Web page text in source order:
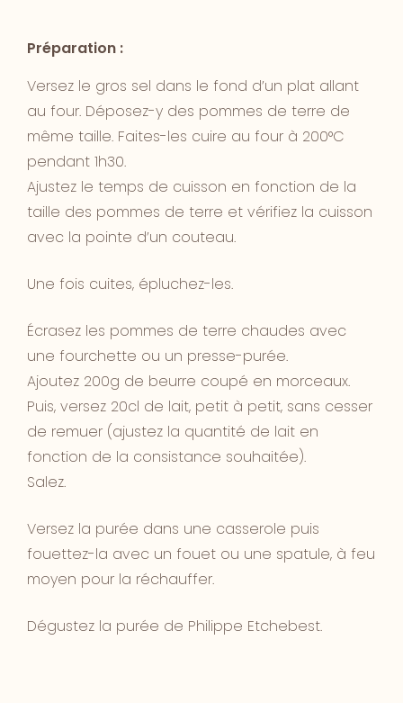
Préparation :
Versez le gros sel dans le fond d’un plat allant
au four. Déposez-y des pommes de terre de
même taille. Faites-les cuire au four à 200°C
pendant 1h30.
Ajustez le temps de cuisson en fonction de la
taille des pommes de terre et vérifiez la cuisson
avec la pointe d’un couteau.
Une fois cuites, épluchez-les.
Écrasez les pommes de terre chaudes avec
une fourchette ou un presse-purée.
Ajoutez 200g de beurre coupé en morceaux.
Puis, versez 20cl de lait, petit à petit, sans cesser
de remuer (ajustez la quantité de lait en
fonction de la consistance souhaitée).
Salez.
Versez la purée dans une casserole puis
fouettez-la avec un fouet ou une spatule, à feu
moyen pour la réchauffer.
Dégustez la purée de Philippe Etchebest.